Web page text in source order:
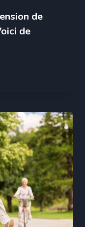
de
de